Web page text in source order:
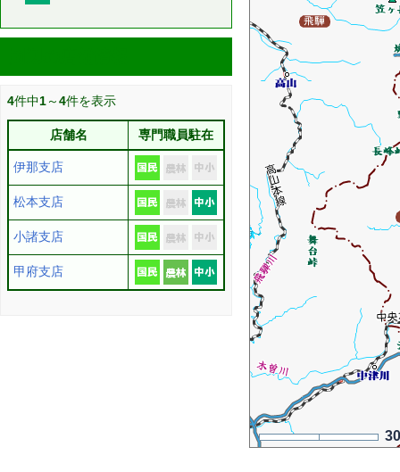
4件中1～4件を表示
店舗名 専門職員駐在
伊那支店
松本支店
小諸支店
甲府支店